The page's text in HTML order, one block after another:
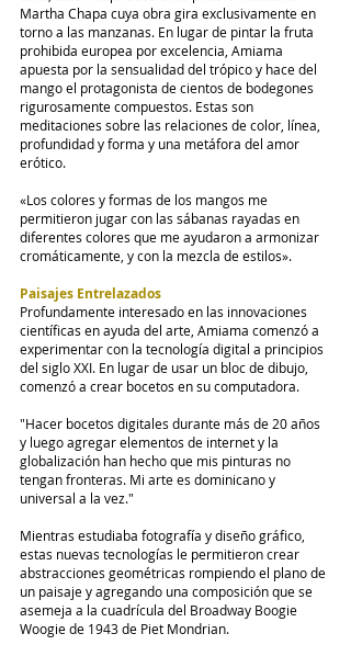
Martha Chapa cuya obra gira exclusivamente en
torno a las manzanas. En lugar de pintar la fruta
prohibida europea por excelencia, Amiama
apuesta por la sensualidad del trópico y hace del
mango el protagonista de cientos de bodegones
rigurosamente compuestos. Estas son
meditaciones sobre las relaciones de color, línea,
profundidad y forma y una metáfora del amor
erótico.
«Los colores y formas de los mangos me
permitieron jugar con las sábanas rayadas en
diferentes colores que me ayudaron a armonizar
cromáticamente, y con la mezcla de estilos».
Paisajes Entrelazados
Profundamente interesado en las innovaciones
científicas en ayuda del arte, Amiama comenzó a
experimentar con la tecnología digital a principios
del siglo XXI. En lugar de usar un bloc de dibujo,
comenzó a crear bocetos en su computadora.
"Hacer bocetos digitales durante más de 20 años
y luego agregar elementos de internet y la
globalización han hecho que mis pinturas no
tengan fronteras. Mi arte es dominicano y
universal a la vez."
Mientras estudiaba fotografía y diseño gráfico,
estas nuevas tecnologías le permitieron crear
abstracciones geométricas rompiendo el plano de
un paisaje y agregando una composición que se
asemeja a la cuadrícula del Broadway Boogie
Woogie de 1943 de Piet Mondrian.